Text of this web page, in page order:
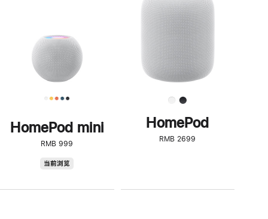
HomePod mini
RMB 999
当前浏览
了
解
HomePod<
HomePod
RMB 2699